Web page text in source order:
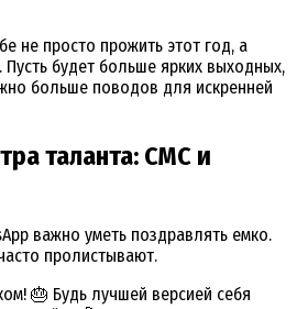
не просто прожить этот год, а
Пусть будет больше ярких выходных,
больше поводов для искренней
таланта: СМС и
важно уметь поздравлять емко.
пролистывают.
🎂 Будь лучшей версией себя